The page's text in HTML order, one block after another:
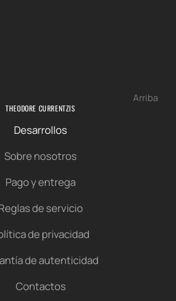
Arriba
THEODORE CURRENTZIS
Desarrollos
Sobre nosotros
Pago y entrega
de servicio
de privacidad
de autenticidad
Contactos